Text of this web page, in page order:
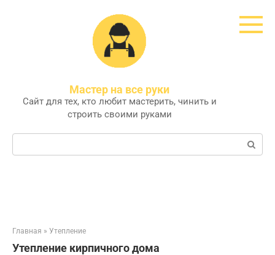
Мастер на все руки
Сайт для тех, кто любит мастерить, чинить и
строить своими руками
Поиск:
Главная » Утепление
Утепление кирпичного дома